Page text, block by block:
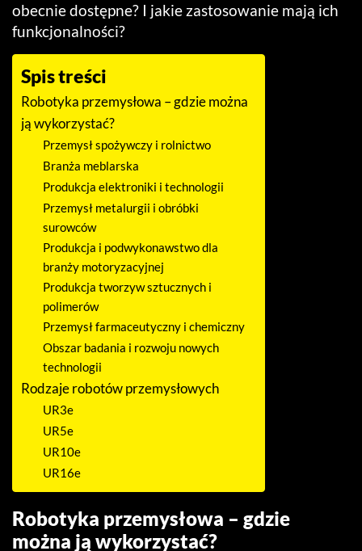
obecnie dostępne? I jakie zastosowanie mają ich
funkcjonalności?
Spis treści
Robotyka przemysłowa – gdzie można
ją wykorzystać?
Przemysł spożywczy i rolnictwo
Branża meblarska
Produkcja elektroniki i technologii
Przemysł metalurgii i obróbki
surowców
Produkcja i podwykonawstwo dla
branży motoryzacyjnej
Produkcja tworzyw sztucznych i
polimerów
Przemysł farmaceutyczny i chemiczny
Obszar badania i rozwoju nowych
technologii
Rodzaje robotów przemysłowych
UR3e
UR5e
UR10e
UR16e
Robotyka przemysłowa – gdzie
można ją wykorzystać?